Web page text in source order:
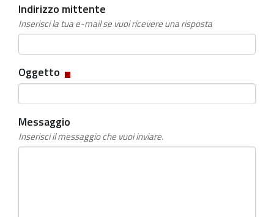
Indirizzo mittente
Inserisci la tua e-mail se vuoi ricevere una risposta
Oggetto Campo
obbligatorio
Messaggio
Inserisci il messaggio che vuoi inviare.